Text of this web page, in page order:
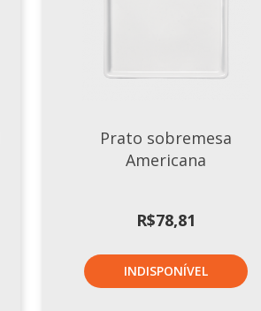
Prato sobremesa
Americana
R$78,81
INDISPONÍVEL